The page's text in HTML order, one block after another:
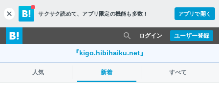
c
l
o
s
サクサク読めて、 アプリ限定の機能も多数！ アプリで開く
ユーザー登録
ログイン
『kigo.hibihaiku.net』
人気 新着 すべて